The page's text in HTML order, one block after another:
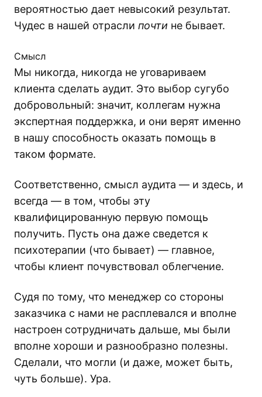
вероятностью дает невысокий результат.
Чудес в нашей отрасли почти не бывает.
Смысл
Мы никогда, никогда не уговариваем
клиента сделать аудит. Это выбор сугубо
добровольный: значит, коллегам нужна
экспертная поддержка, и они верят именно
в нашу способность оказать помощь в
таком формате.
Соответственно, смысл аудита — и здесь, и
всегда — в том, чтобы эту
квалифицированную первую помощь
получить. Пусть она даже сведется к
психотерапии (что бывает) — главное,
чтобы клиент почувствовал облегчение.
Судя по тому, что менеджер со стороны
заказчика с нами не расплевался и вполне
настроен сотрудничать дальше, мы были
вполне хороши и разнообразно полезны.
Сделали, что могли (и даже, может быть,
чуть больше). Ура.